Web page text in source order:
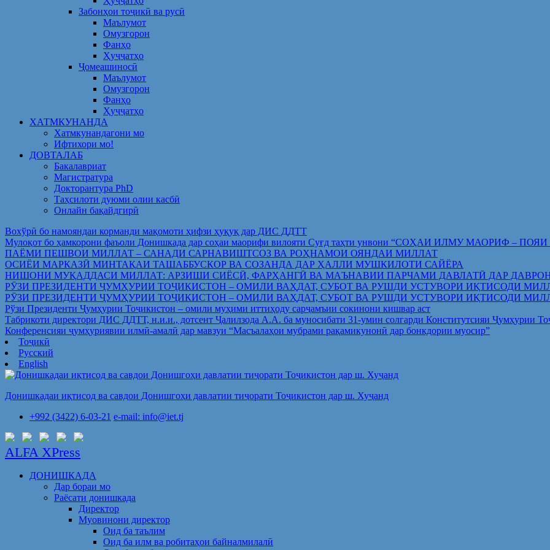
Забонҳои тоҷикӣ ва русӣ
Маълумот
Омузгорон
Фанҳо
Ҳуҷҷатҳо
Ҷомеашиносӣ
Маълумот
Омузгорон
Фанҳо
Ҳуҷҷатҳо
ХАТМКУНАНДА
Хатмкунандагони мо
Ифтихори мо!
ДОВТАЛАБ
Бакалавриат
Магистратура
Докторантура PhD
Таҳсилоти дуюми олии касбӣ
Онлайн бақайдгирӣ
Вохўрӣ бо намояндаи корманди мақомоти ҳифзи ҳуқуқ дар ДИС ДДТТ
Мулоқот бо ҳамкорони фаъоли Донишкада дар соҳаи маорифи вилояти Суғд таҳти унвони “СОҲАИ ИЛМУ МАОРИФ
ПАЁМИ ПЕШВОИ МИЛЛАТ – САНАДИ САРНАВИШТСОЗ ВА РОҲНАМОИ ОЯНДАИ МИЛЛАТ
ОСИЁИ МАРКАЗӢ МИНТАҚАИ ТАШАББУСКОР ВА СОЗАНДА ДАР ҲАЛЛИ МУШКИЛОТИ САЙЁРА
НИШОНИ МУҚАДДАСИ МИЛЛАТ: АРЗИШИ СИЁСӢ, ФАРҲАНГӢ ВА МАЪНАВИИ ПАРЧАМИ ДАВЛАТӢ ДАР
РӮЗИ ПРЕЗИДЕНТИ ҶУМҲУРИИ ТОҶИКИСТОН – ОМИЛИ ВАҲДАТ, СУБОТ ВА РУШДИ УСТУВОРИ ИҚТИСОДИ
РӮЗИ ПРЕЗИДЕНТИ ҶУМҲУРИИ ТОҶИКИСТОН – ОМИЛИ ВАҲДАТ, СУБОТ ВА РУШДИ УСТУВОРИ ИҚТИСОДИ
Рўзи Президенти Ҷумҳурии Тоҷикистон – омили муҳими иттиҳоду сарҷамъии сокинони кишвар аст
Табрикоти директори ДИС ДДТТ, н.и.и., дотсент Ҷалилзода А.А. ба муносибати 31-умин солгарди Конститутсияи Ҷумҳурии
Конференсияи ҷумҳуриявии илмӣ-амалӣ дар мавзуи “Масъалаҳои мубрами рақамикунонӣ дар бонкдории муосир”
Тоҷикӣ
Русский
English
Донишкадаи иқтисод ва савдои Донишгоҳи давлатии тиҷорати Тоҷикистон дар ш. Хуҷанд
+992 (3422) 6-03-21 e-mail: info@iet.tj
ALFA XPress
ДОНИШКАДА
Дар бораи мо
Раёсати донишкада
Директор
Муовинони директор
Оид ба таълим
Оид ба илм ва робитаҳои байналмилалӣ